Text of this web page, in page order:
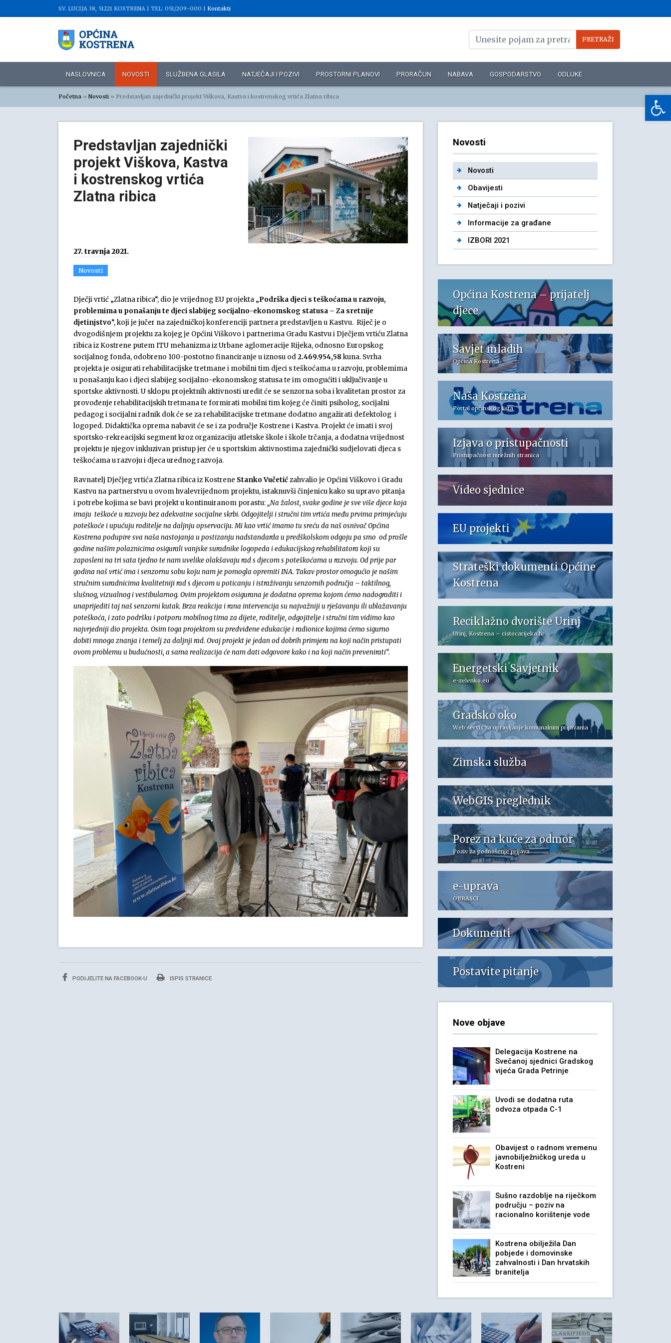
SV. LUCIJA 38, 51221 KOSTRENA | TEL: 051/209-000 | Kontakti
NASLOVNICA NOVOSTI SLUŽBENA GLASILA NATJEČAJI I POZIVI PROSTORNI PLANOVI PRORAČUN NABAVA GOSPODARSTVO ODLUKE
Početna » Novosti » Predstavljan zajednički projekt Viškova, Kastva i kostrenskog vrtića Zlatna ribica
Predstavljan zajednički
projekt Viškova, Kastva
i kostrenskog vrtića
Zlatna ribica
27. travnja 2021.
Novosti
Dječji vrtić „Zlatna ribica“, dio je vrijednog EU projekta „Podrška djeci s teškoćama u razvoju,
problemima u ponašanju te djeci slabijeg socijalno-ekonomskog statusa – Za sretnije
djetinjstvo“, koji je jučer na zajedničkoj konferenciji partnera predstavljen u Kastvu. Riječ je o
dvogodišnjem projektu za kojeg je Općini Viškovo i partnerima Gradu Kastvu i Dječjem vrtiću Zlatna
ribica iz Kostrene putem ITU mehanizma iz Urbane aglomeracije Rijeka, odnosno Europskog
socijalnog fonda, odobreno 100-postotno financiranje u iznosu od2.469.954,58 kuna. Svrha
projekta je osigurati rehabilitacijske tretmane i mobilni tim djeci s teškoćama u razvoju, problemima
u ponašanju kao i djeci slabijeg socijalno-ekonomskog statusa te im omogućiti i uključivanje u
sportske aktivnosti. U sklopu projektnih aktivnosti uredit će se senzorna soba i kvalitetan prostor za
provođenje rehabilitacijskih tretmana te formirati mobilni tim kojeg će činiti psiholog, socijalni
pedagog i socijalni radnik dok će se za rehabilitacijske tretmane dodatno angažirati defektolog i
logoped. Didaktička oprema nabavit će se i za područje Kostrene i Kastva. Projekt će imati i svoj
sportsko-rekreacijski segment kroz organizaciju atletske škole i škole trčanja, a dodatna vrijednost
projektu je njegov inkluzivan pristup jer će u sportskim aktivnostima zajednički sudjelovati djeca s
teškoćama u razvoju i djeca urednog razvoja.
Ravnatelj Dječjeg vrtića Zlatna ribica iz Kostrene Stanko Vučetićzahvalio je Općini Viškovo i Gradu
Kastvu na partnerstvu u ovom hvalevrijednom projektu, istaknuvši činjenicu kako su upravo pitanja
i potrebe kojima se bavi projekt u kontinuiranom porastu:„Na žalost, svake godine je sve više djece koja
imaju teškoće u razvoju bez adekvatne socijalne skrbi. Odgojitelji i stručni tim vrtića među prvima primjećuju
poteškoće i upućuju roditelje na daljnju opservaciju. Mi kao vrtić imamo tu sreću da naš osnivač Općina
Kostrena podupire sva naša nastojanja u postizanju nadstandarda u predškolskom odgoju pa smo od prošle
godine našim polaznicima osigurali vanjske suradnike logopeda i edukacijskog rehabilitatora koji su
zaposleni na tri sata tjedno te nam uvelike olakšavaju rad s djecom s poteškoćama u razvoju. Od prije par
godina naš vrtić ima i senzornu sobu koju nam je pomogla opremiti INA. Takav prostor omogućio je našim
stručnim suradnicima kvalitetniji rad s djecom u poticanju i istraživanju senzornih područja – taktilnog,
slušnog, vizualnog i vestibularnog. Ovim projektom osigurana je dodatna oprema kojom ćemo nadograditi i
unaprijediti taj naš senzorni kutak. Brza reakcija i rana intervencija su najvažniji u rješavanju ili ublažavanju
poteškoća, i zato podršku i potporu mobilnog tima za dijete, roditelje, odgojitelje i stručni tim vidimo kao
najvrjedniji dio projekta. Osim toga projektom su predviđene edukacije i radionice kojima ćemo sigurno
dobiti mnoga znanja i temelj za daljnji rad. Ovaj projekt je jedan od dobrih primjera na koji način pristupati
ovom problemu u budućnosti, a sama realizacija će nam dati odgovore kako i na koji način prevenirati“.
PODIJELITE NA FACEBOOK-U ISPIS STRANICE
Novosti
Novosti
Obavijesti
Natječaji i pozivi
Informacije za građane
IZBORI 2021
Općina Kostrena – prijatelj
djece
Savjet mladih
Općina Kostrena
Naša Kostrena
Portal općinskog lista
Izjava o pristupačnosti
Pristupačnost mrežnih stranica
Video sjednice
EU projekti
Strateški dokumenti Općine
Kostrena
Reciklažno dvorište Urinj
Urinj, Kostrena – cistocarijeka.hr
Energetski Savjetnik
e-zelenko.eu
Gradsko oko
Web servis za upravljanje komunalnim prijavama
Zimska služba
WebGIS preglednik
Porez na kuće za odmor
Poziv za podnošenje prijava
e-uprava
OBRASCI
Dokumenti
Postavite pitanje
Nove objave
Delegacija Kostrene na
Svečanoj sjednici Gradskog
vijeća Grada Petrinje
Uvodi se dodatna ruta
odvoza otpada C-1
Obavijest o radnom vremenu
javnobilježničkog ureda u
Kostreni
Sušno razdoblje na riječkom
području – poziv na
racionalno korištenje vode
Kostrena obilježila Dan
pobjede i domovinske
zahvalnosti i Dan hrvatskih
branitelja